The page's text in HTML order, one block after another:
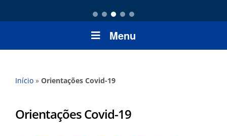
Menu
Início » Orientações Covid-19
Orientações Covid-19